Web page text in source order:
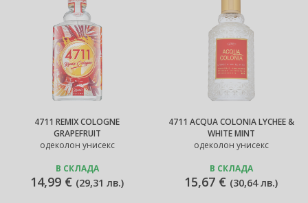
4711 REMIX COLOGNE
GRAPEFRUIT
одеколон унисекс
В СКЛАДА
14,99 € (29,31 лв.)
4711 ACQUA COLONIA LYCHEE &
WHITE MINT
одеколон унисекс
В СКЛАДА
15,67 € (30,64 лв.)